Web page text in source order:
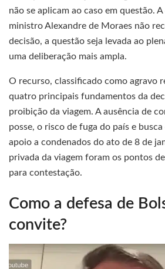
não se aplicam ao caso em questão.
ministro Alexandre de Moraes não
decisão, a questão seja levada ao
uma deliberação mais ampla.
O recurso, classificado como agravo
quatro principais fundamentos da
proibição da viagem. A ausência de
posse, o risco de fuga do país e
apoio a condenados do ato de 8 de
privada da viagem foram os pontos
para contestação.
Como a defesa de
convite?